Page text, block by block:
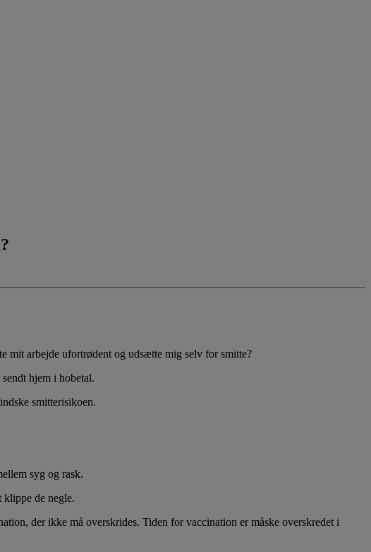
mit arbejde ufortrødent og udsætte mig selv for smitte?
hjem i hobetal.
smitterisikoen.
syg og rask.
klippe de negle.
der ikke må overskrides. Tiden for vaccination er måske overskredet i